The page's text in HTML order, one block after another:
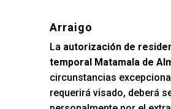
Arraigo
La autorización de
temporal Matamala de
circunstancias
requerirá visado, deberá